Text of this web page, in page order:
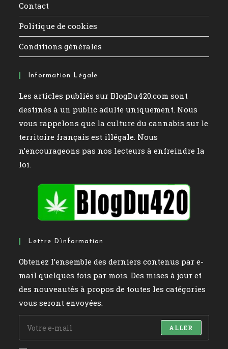
Contact
Politique de cookies
Conditions générales
Information Légale
Les articles publiés sur BlogDu420.com sont
destinés à un public adulte uniquement. Nous
vous rappelons que la culture du cannabis sur le
territoire français est illégale. Nous
n’encourageons pas nos lecteurs à enfreindre la
loi.
Lettre D’information
Obtenez l’ensemble des derniers contenus par e-
mail quelques fois par mois. Des mises à jour et
des nouveautés à propos de toutes les catégories
vous seront envoyées.
ALLER